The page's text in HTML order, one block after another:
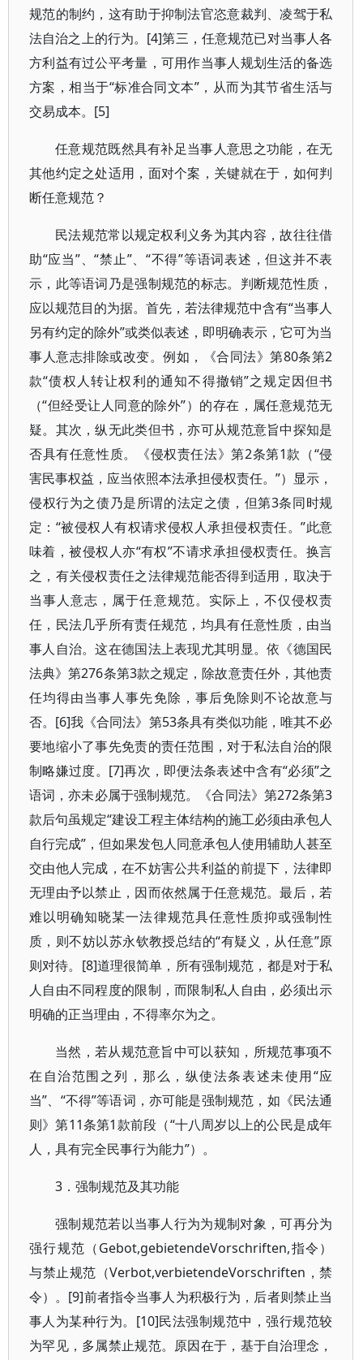
规范的制约，这有助于抑制法官恣意裁判、凌驾于私
法自治之上的行为。[4]第三，任意规范已对当事人各
方利益有过公平考量，可用作当事人规划生活的备选
方案，相当于“标准合同文本”，从而为其节省生活与
交易成本。[5]
任意规范既然具有补足当事人意思之功能，在无
其他约定之处适用，面对个案，关键就在于，如何判
断任意规范？
民法规范常以规定权利义务为其内容，故往往借
助“应当”、“禁止”、“不得”等语词表述，但这并不表
示，此等语词乃是强制规范的标志。判断规范性质，
应以规范目的为据。首先，若法律规范中含有“当事人
另有约定的除外”或类似表述，即明确表示，它可为当
事人意志排除或改变。例如，《合同法》第80条第2
款“债权人转让权利的通知不得撤销”之规定因但书
（“但经受让人同意的除外”）的存在，属任意规范无
疑。其次，纵无此类但书，亦可从规范意旨中探知是
否具有任意性质。《侵权责任法》第2条第1款（“侵
害民事权益，应当依照本法承担侵权责任。”）显示，
侵权行为之债乃是所谓的法定之债，但第3条同时规
定：“被侵权人有权请求侵权人承担侵权责任。”此意
味着，被侵权人亦“有权”不请求承担侵权责任。换言
之，有关侵权责任之法律规范能否得到适用，取决于
当事人意志，属于任意规范。实际上，不仅侵权责
任，民法几乎所有责任规范，均具有任意性质，由当
事人自治。这在德国法上表现尤其明显。依《德国民
法典》第276条第3款之规定，除故意责任外，其他责
任均得由当事人事先免除，事后免除则不论故意与
否。[6]我《合同法》第53条具有类似功能，唯其不必
要地缩小了事先免责的责任范围，对于私法自治的限
制略嫌过度。[7]再次，即便法条表述中含有“必须”之
语词，亦未必属于强制规范。《合同法》第272条第3
款后句虽规定“建设工程主体结构的施工必须由承包人
自行完成”，但如果发包人同意承包人使用辅助人甚至
交由他人完成，在不妨害公共利益的前提下，法律即
无理由予以禁止，因而依然属于任意规范。最后，若
难以明确知晓某一法律规范具任意性质抑或强制性
质，则不妨以苏永钦教授总结的“有疑义，从任意”原
则对待。[8]道理很简单，所有强制规范，都是对于私
人自由不同程度的限制，而限制私人自由，必须出示
明确的正当理由，不得率尔为之。
当然，若从规范意旨中可以获知，所规范事项不
在自治范围之列，那么，纵使法条表述未使用“应
当”、“不得”等语词，亦可能是强制规范，如《民法通
则》第11条第1款前段（“十八周岁以上的公民是成年
人，具有完全民事行为能力”）。
3．强制规范及其功能
强制规范若以当事人行为为规制对象，可再分为
强行规范（Gebot,gebietendeVorschriften,指令）
与禁止规范（Verbot,verbietendeVorschriften，禁
令）。[9]前者指令当事人为积极行为，后者则禁止当
事人为某种行为。[10]民法强制规范中，强行规范较
为罕见，多属禁止规范。原因在于，基于自治理念，